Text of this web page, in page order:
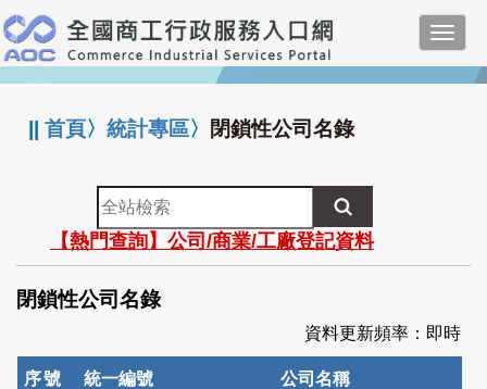
跳
到
主
要
:::
||首頁〉統計專區〉 閉鎖性公司名錄
全
站
檢
索
【熱門查詢】公司/商業/工廠登記資料
閉鎖性公司名錄
資料更新頻率：即時
序號 統一編號 公司名稱